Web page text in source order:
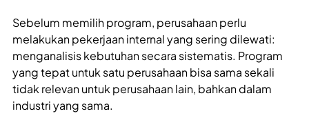
Sebelum memilih program, perusahaan perlu
melakukan pekerjaan internal yang sering dilewati:
menganalisis kebutuhan secara sistematis. Program
yang tepat untuk satu perusahaan bisa sama sekali
tidak relevan untuk perusahaan lain, bahkan dalam
industri yang sama.